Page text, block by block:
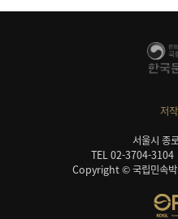
저
서울시 종
TEL 02-3704-3104
Copyright © 국립민속